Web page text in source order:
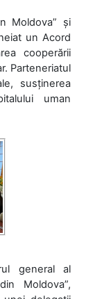
Moldova” și
un Acord
cooperării
Parteneriatul
susținerea
uman
general al
Moldova”,